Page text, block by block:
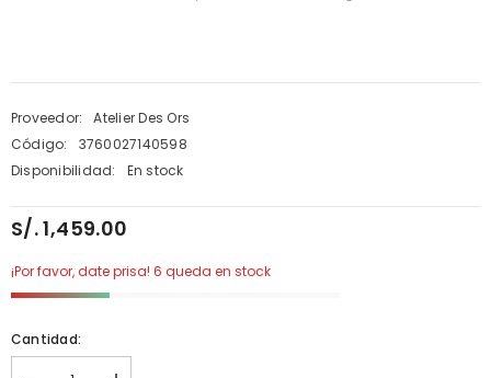
Proveedor:
Atelier Des Ors
Código:
3760027140598
Disponibilidad:
En stock
S/. 1,459.00
¡Por favor, date prisa! 6 queda en stock
Cantidad: